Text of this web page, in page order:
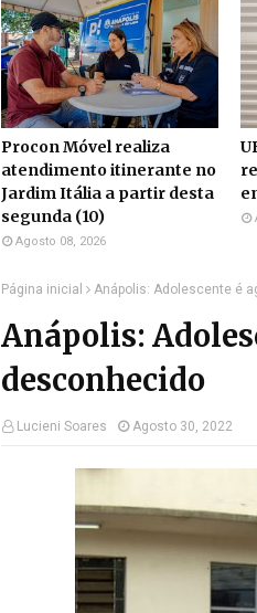
Procon Móvel realiza
atendimento itinerante no
Jardim Itália a partir desta
segunda (10)
Agosto 08, 2026
Página inicial Anápolis: Adolescente é
Anápolis:
desconhecido
Lucieni Soares Agosto 30, 2022